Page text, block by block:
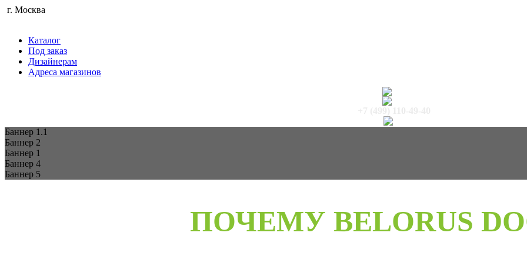
г. Москва
Каталог
Под заказ
Дизайнерам
Адреса магазинов
Баннер 1.1
Баннер 2
Баннер 1
Баннер 4
Баннер 5
ПОЧЕМУ BELORUS